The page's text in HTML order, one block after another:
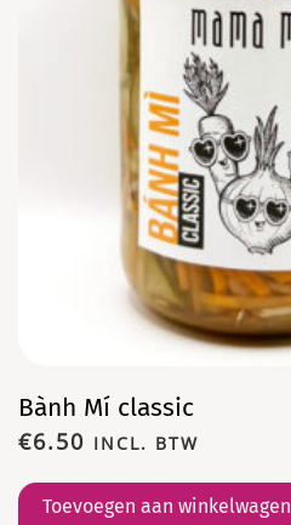
Bành Mí classic
€6.50 INCL. BTW
Toevoegen aan winkelwagen